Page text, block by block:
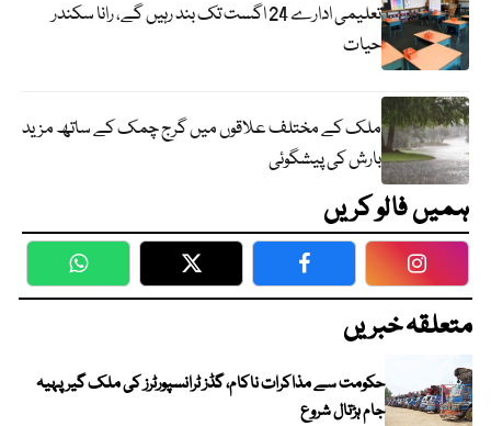
تعلیمی ادارے 24 اگست تک بند رہیں گے، رانا سکندر
حیات
ملک کے مختلف علاقوں میں گرج چمک کے ساتھ مزید
بارش کی پیشگوئی
ہمیں فالو کریں
WhatsApp Twitter Facebook
متعلقہ خبریں
حکومت سے مذاکرات ناکام، گڈز ٹرانسپورٹرز کی ملک گیر پہیہ
جام ہڑتال شروع